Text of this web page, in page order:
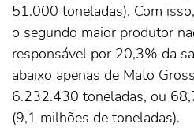
51.000 toneladas). Com
o segundo maior produtor
responsável por 20,3% da
abaixo apenas de Mato
6.232.430 toneladas, ou
(9,1 milhões de toneladas).